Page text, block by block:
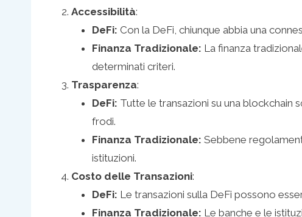
Accessibilità:
DeFi: Con la DeFi, chiunque abbia una
Finanza Tradizionale: La finanza
determinati criteri.
Trasparenza:
DeFi: Tutte le transazioni su una blockchain
frodi.
Finanza Tradizionale: Sebbene
istituzioni.
Costo delle Transazioni:
DeFi: Le transazioni sulla DeFi possono
Finanza Tradizionale: Le banche e le